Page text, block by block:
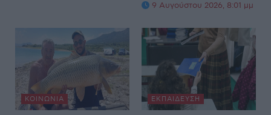
9 Αυγούστου 2026, 8:01 μμ
ΚΟΙΝΩΝΊΑ ΕΚΠΑΊΔΕΥΣΗ